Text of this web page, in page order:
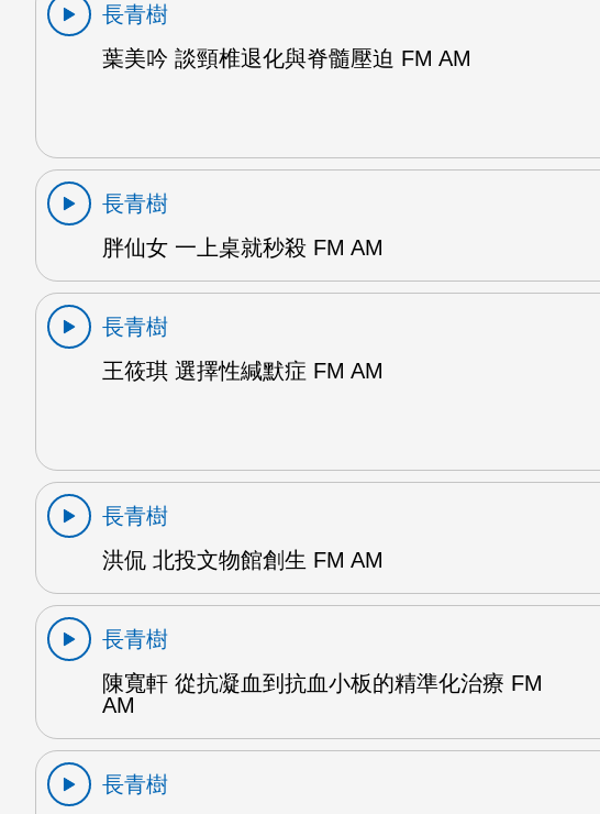
長青樹
葉美吟 談頸椎退化與脊髓壓迫 FM AM
長青樹
胖仙女 一上桌就秒殺 FM AM
長青樹
王筱琪 選擇性緘默症 FM AM
長青樹
洪侃 北投文物館創生 FM AM
長青樹
陳寬軒 從抗凝血到抗血小板的精準化治療 FM
AM
長青樹